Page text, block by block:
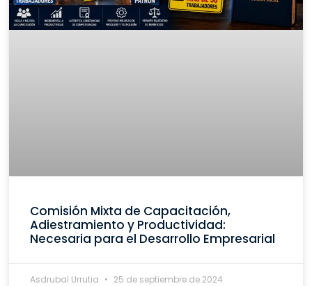
Comisión Mixta de Capacitación,
Adiestramiento y Productividad:
Necesaria para el Desarrollo Empresarial
Asdrubal Urrutia 25 de septiembre de 2024